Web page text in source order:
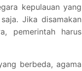
kepulauan yang
Jika disamakan
pemerintah harus
berbeda, agama